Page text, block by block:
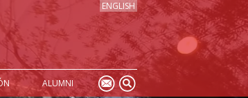
ENGLISH
ALUMNI